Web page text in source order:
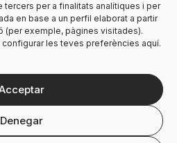
per a finalitats analítiques i per
en base a un perfil elaborat a partir
(per exemple, pàgines visitades).
les teves preferències aquí.
Denegar